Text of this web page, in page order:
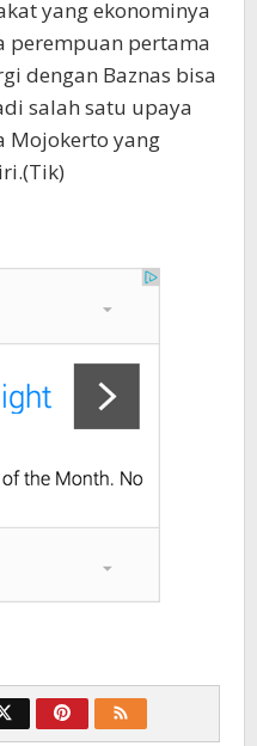
yang ekonominya
perempuan pertama
dengan Baznas bisa
salah satu upaya
Mojokerto yang